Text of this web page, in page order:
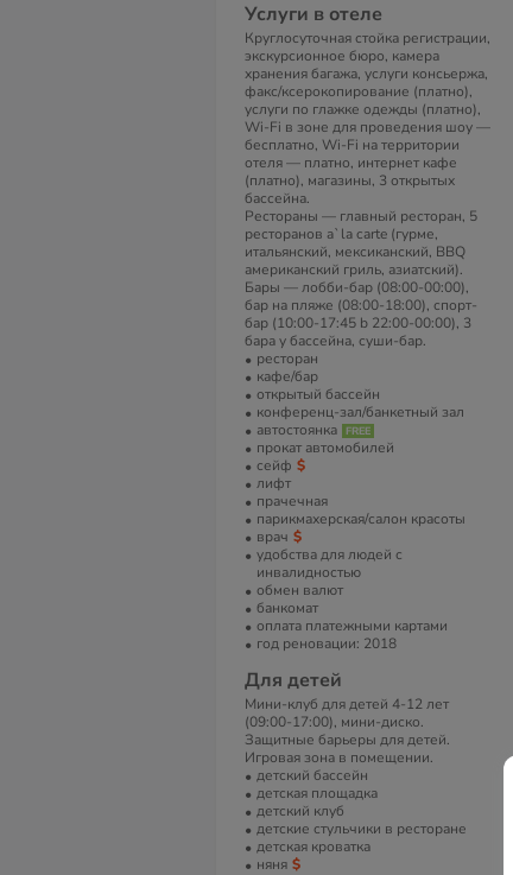
Услуги в отеле
Круглосуточная стойка регистрации,
экскурсионное бюро, камера
хранения багажа, услуги консьержа,
факс/ксерокопирование (платно),
услуги по глажке одежды (платно),
Wi-Fi в зоне для проведения шоу —
бесплатно, Wi-Fi на территории
отеля — платно, интернет кафе
(платно), магазины, 3 открытых
бассейна.
Рестораны — главный ресторан, 5
ресторанов a`la carte (гурме,
итальянский, мексиканский, BBQ
американский гриль, азиатский).
Бары — лобби-бар (08:00-00:00),
бар на пляже (08:00-18:00), спорт-
бар (10:00-17:45 b 22:00-00:00), 3
бара у бассейна, суши-бар.
ресторан
кафе/бар
открытый бассейн
конференц-зал/банкетный зал
автостоянка
прокат автомобилей
сейф
лифт
прачечная
парикмахерская/салон красоты
врач
удобства для людей с
инвалидностью
обмен валют
банкомат
оплата платежными картами
год реновации: 2018
Для детей
Мини-клуб для детей 4-12 лет
(09:00-17:00), мини-диско.
Защитные барьеры для детей.
Игровая зона в помещении.
детский бассейн
детская площадка
детский клуб
детские стульчики в ресторане
детская кроватка
няня